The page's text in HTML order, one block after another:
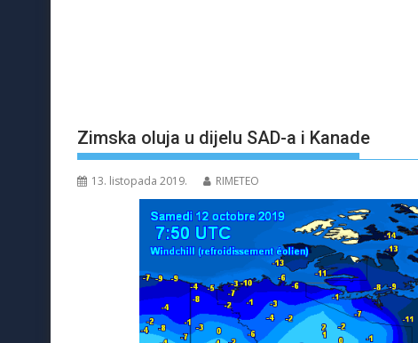
Zimska oluja u dijelu SAD-a i Kanade
13. listopada 2019. RIMETEO